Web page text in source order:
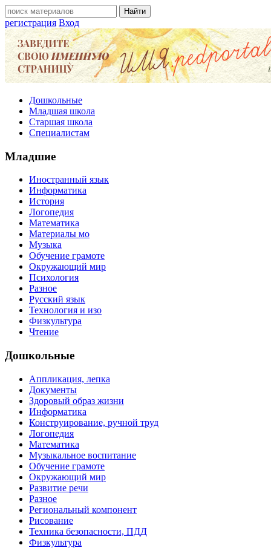
регистрация Вход
Дошкольные
Младшая школа
Старшая школа
Специалистам
Младшие
Иностранный язык
Информатика
История
Логопедия
Математика
Материалы мо
Музыка
Обучение грамоте
Окружающий мир
Психология
Разное
Русский язык
Технология и изо
Физкультура
Чтение
Дошкольные
Аппликация, лепка
Документы
Здоровый образ жизни
Информатика
Конструирование, ручной труд
Логопедия
Математика
Музыкальное воспитание
Обучение грамоте
Окружающий мир
Развитие речи
Разное
Региональный компонент
Рисование
Техника безопасности, ПДД
Физкультура